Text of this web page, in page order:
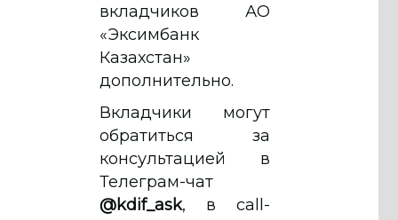
вкладчиков АО
«Эксимбанк
Казахстан»
дополнительно.
Вкладчики могут
обратиться за
консультацией в
Телеграм-чат
@kdif_ask, в call-